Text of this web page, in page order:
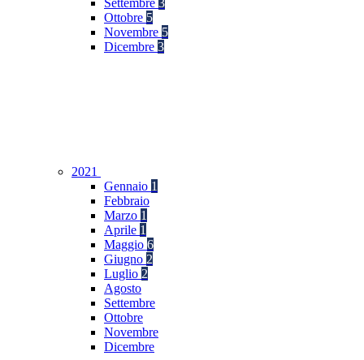
Settembre 3
Ottobre 5
Novembre 5
Dicembre 3
2021
Gennaio 1
Febbraio
Marzo 1
Aprile 1
Maggio 6
Giugno 2
Luglio 2
Agosto
Settembre
Ottobre
Novembre
Dicembre